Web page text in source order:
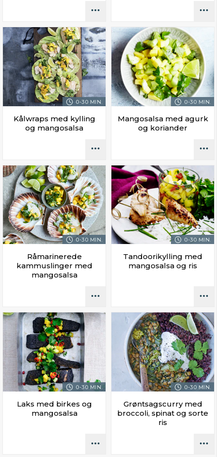
0-30 MIN.
Kålwraps med kylling
og mangosalsa
0-30 MIN.
Mangosalsa med agurk
og koriander
0-30 MIN.
Råmarinerede
kammuslinger med
mangosalsa
0-30 MIN.
Tandoorikylling med
mangosalsa og ris
0-30 MIN.
Laks med birkes og
mangosalsa
0-30 MIN.
Grøntsagscurry med
broccoli, spinat og sorte
ris